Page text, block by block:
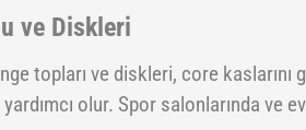
ve Diskleri
topları ve diskleri, core kaslarını
olur. Spor salonlarında ve